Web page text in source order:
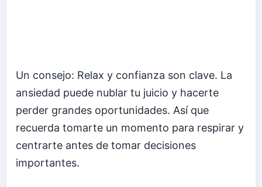
Un consejo: Relax y confianza son clave. La
ansiedad puede nublar tu juicio y hacerte
perder grandes oportunidades. Así que
recuerda tomarte un momento para respirar y
centrarte antes de tomar decisiones
importantes.